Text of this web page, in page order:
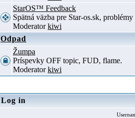
StarOS™ Feedback
Spätná väzba pre Star-os.sk,
Moderatorkiwi
Odpad
Žumpa
Príspevky OFF topic, FUD, flame.
Moderatorkiwi
Log in